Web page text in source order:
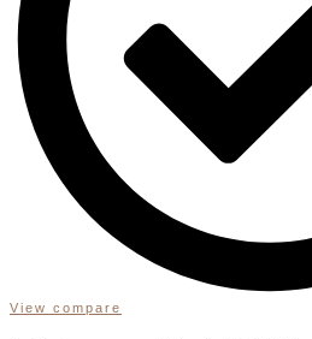
View compare